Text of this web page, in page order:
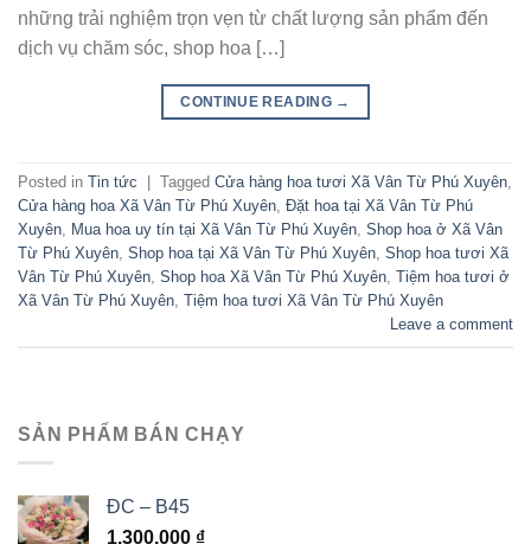
những trải nghiệm trọn vẹn từ chất lượng sản phẩm đến
dịch vụ chăm sóc, shop hoa […]
CONTINUE READING →
Posted in Tin tức Tagged Cửa hàng hoa tươi Xã Vân Từ Phú Xuyên
Cửa hàng hoa Xã Vân Từ Phú Xuyên Đặt hoa tại Xã Vân Từ Phú
Xuyên
Mua hoa uy tín tại Xã Vân Từ Phú Xuyên Shop hoa ở Xã Vân
Từ Phú Xuyên Shop hoa tại Xã Vân Từ Phú Xuyên Shop hoa tươi Xã
Vân Từ Phú Xuyên Shop hoa Xã Vân Từ Phú Xuyên Tiệm hoa tươi ở
Xã Vân Từ Phú Xuyên Tiệm hoa tươi Xã Vân Từ Phú Xuyên
Leave a comment
SẢN PHẨM BÁN CHẠY
ĐC – B45
1.300.000 ₫